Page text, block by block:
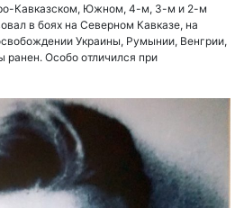
Кавказском, Южном, 4-м, 3-м и 2-м
в боях на Северном Кавказе, на
Украины, Румынии, Венгрии,
ранен. Особо отличился при